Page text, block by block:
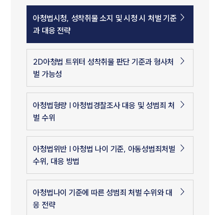
아청법시청, 성착취물 소지 및 시청 시 처벌 기준
과 대응 전략
2D아청법 트위터 성착취물 판단 기준과 형사처
벌 가능성
아청법형량 | 아청법경찰조사 대응 및 성범죄 처
벌 수위
아청법위반 | 아청법 나이 기준, 아동성범죄처벌
수위, 대응 방법
아청법나이 기준에 따른 성범죄 처벌 수위와 대
응 전략